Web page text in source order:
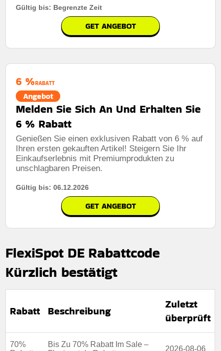
Gültig bis: Begrenzte Zeit
GET ANGEBOT
6 %RABATT
Angebot
Melden Sie Sich An Und Erhalten Sie
6 % Rabatt
Genießen Sie einen exklusiven Rabatt von 6 % auf
Ihren ersten gekauften Artikel! Steigern Sie Ihr
Einkaufserlebnis mit Premiumprodukten zu
unschlagbaren Preisen.
Gültig bis: 06.12.2026
GET ANGEBOT
FlexiSpot DE Rabattcode
Kürzlich bestätigt
Rabatt Beschreibung
Zuletzt
überprüft
70%
Bis Zu 70% Rabatt Im Sale –
2026-08-06